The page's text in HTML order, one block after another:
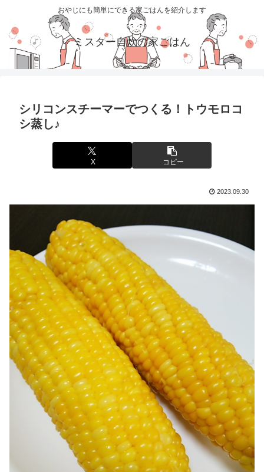
おやじにも簡単にできる家ごはんを紹介します
ミスター自炊の家ごはん
シリコンスチーマーでつくる！トウモロコ
シ蒸し♪
X コピー
2023.09.30